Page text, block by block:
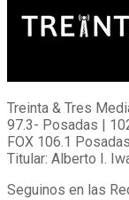
Treinta & Tres
97.3- Posadas |
FOX 106.1
Titular: Alberto I.
Seguinos en las